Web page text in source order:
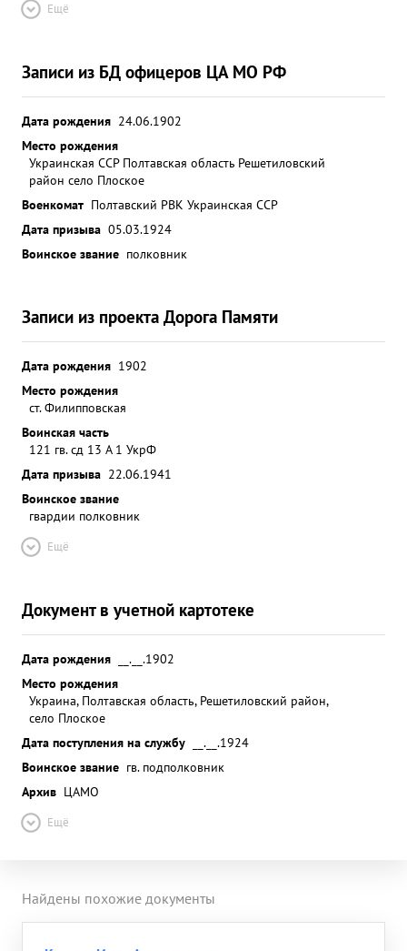
Ещё
Записи из БД офицеров ЦА МО РФ
Дата рождения 24.06.1902
Место рождения
Украинская ССР Полтавская область Решетиловский
район село Плоское
Военкомат Полтавский РВК Украинская ССР
Дата призыва 05.03.1924
Воинское звание полковник
Записи из проекта Дорога Памяти
Дата рождения 1902
Место рождения
ст. Филипповская
Воинская часть
121 гв. сд 13 А 1 УкрФ
Дата призыва 22.06.1941
Воинское звание
гвардии полковник
Ещё
Документ в учетной картотеке
Дата рождения
__.__.1902
Место рождения
Украина, Полтавская область, Решетиловский район,
село Плоское
Дата поступления на службу
__.__.1924
Воинское звание гв. подполковник
Архив ЦАМО
Ещё
Найдены похожие документы